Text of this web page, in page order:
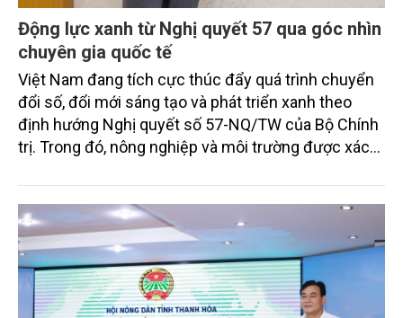
Động lực xanh từ Nghị quyết 57 qua góc nhìn
chuyên gia quốc tế
Việt Nam đang tích cực thúc đẩy quá trình chuyển
đổi số, đổi mới sáng tạo và phát triển xanh theo
định hướng Nghị quyết số 57-NQ/TW của Bộ Chính
trị. Trong đó, nông nghiệp và môi trường được xác
sắc bởi các tiến bộ công nghệ và cam kết bền vững
toàn cầu, đặc biệt là mục tiêu đưa phát thải ròng
bằng 0 (Net-Zero) vào năm 2050.